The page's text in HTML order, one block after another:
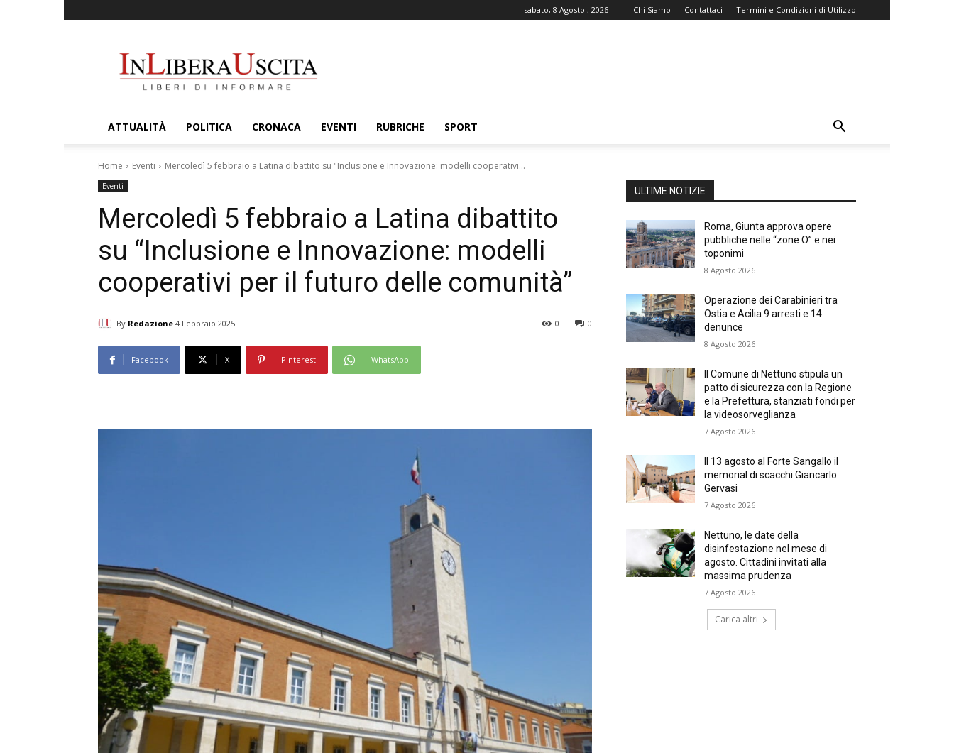
sabato, 8 Agosto , 2026 Chi Siamo Contattaci Termini e Condizioni di Utilizzo
ATTUALITÀ POLITICA CRONACA EVENTI RUBRICHE SPORT
Home Eventi Mercoledì 5 febbraio a Latina dibattito su "Inclusione e Innovazione: modelli cooperativi...
Eventi
Mercoledì 5 febbraio a Latina dibattito
su “Inclusione e Innovazione: modelli
cooperativi per il futuro delle comunità”
By Redazione 4 Febbraio 2025 0
0
Facebook X Pinterest WhatsApp
ULTIME NOTIZIE
Roma, Giunta approva opere
pubbliche nelle “zone O” e nei
toponimi
8 Agosto 2026
Operazione dei Carabinieri tra
Ostia e Acilia 9 arresti e 14
denunce
8 Agosto 2026
Il Comune di Nettuno stipula un
patto di sicurezza con la Regione
e la Prefettura, stanziati fondi per
la videosorveglianza
7 Agosto 2026
Il 13 agosto al Forte Sangallo il
memorial di scacchi Giancarlo
Gervasi
7 Agosto 2026
Nettuno, le date della
disinfestazione nel mese di
agosto. Cittadini invitati alla
massima prudenza
7 Agosto 2026
Carica altri